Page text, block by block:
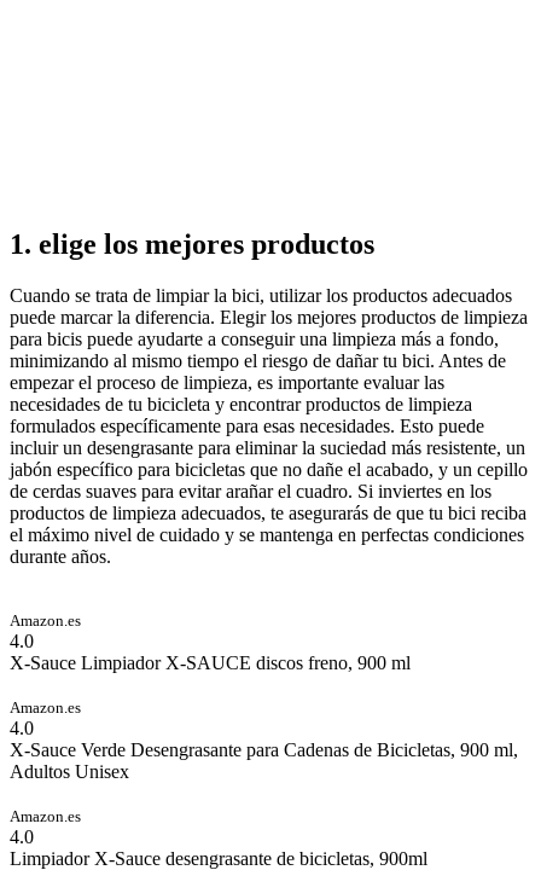
1. elige los mejores productos
Cuando se trata de limpiar la bici, utilizar los productos adecuados
puede marcar la diferencia. Elegir los mejores productos de limpieza
para bicis puede ayudarte a conseguir una limpieza más a fondo,
minimizando al mismo tiempo el riesgo de dañar tu bici. Antes de
empezar el proceso de limpieza, es importante evaluar las
necesidades de tu bicicleta y encontrar productos de limpieza
formulados específicamente para esas necesidades. Esto puede
incluir un desengrasante para eliminar la suciedad más resistente, un
jabón específico para bicicletas que no dañe el acabado, y un cepillo
de cerdas suaves para evitar arañar el cuadro. Si inviertes en los
productos de limpieza adecuados, te asegurarás de que tu bici reciba
el máximo nivel de cuidado y se mantenga en perfectas condiciones
durante años.
Amazon.es
4.0
X-Sauce Limpiador X-SAUCE discos freno, 900 ml
Amazon.es
4.0
X-Sauce Verde Desengrasante para Cadenas de Bicicletas, 900 ml,
Adultos Unisex
Amazon.es
4.0
Limpiador X-Sauce desengrasante de bicicletas, 900ml